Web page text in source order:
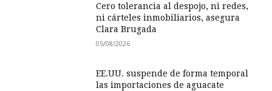
Cero tolerancia al despojo, ni redes,
ni cárteles inmobiliarios, asegura
Clara Brugada
05/08/2026
EE.UU. suspende de forma temporal
las importaciones de aguacate